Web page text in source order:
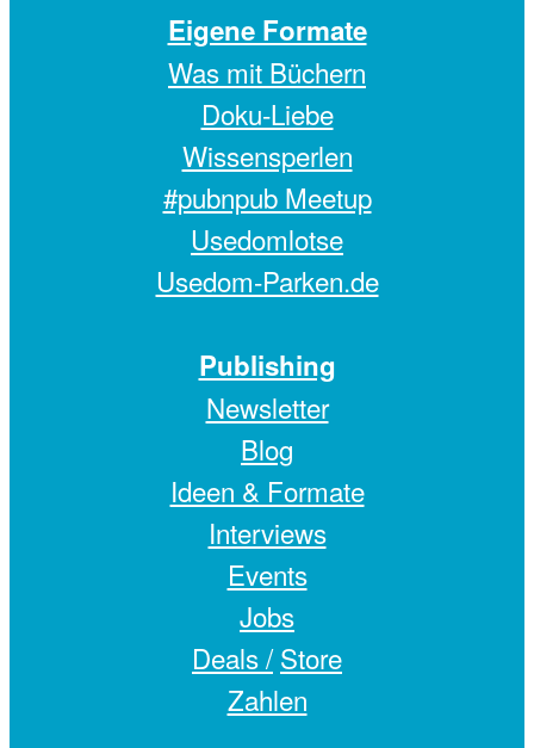
Eigene Formate
Was mit Büchern
Doku-Liebe
Wissensperlen
#pubnpub Meetup
Usedomlotse
Usedom-Parken.de
Publishing
Newsletter
Blog
Ideen & Formate
Interviews
Events
Jobs
Deals / Store
Zahlen